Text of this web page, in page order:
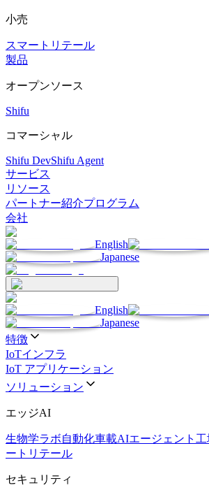
小売
スマートリテール
製品
オープンソース
Shifu
コマーシャル
Shifu DevShifu Agent
サービス
リソース
パートナー紹介プログラム
会社
English
Japanese
English
Japanese
特徴
IoTインフラ
IoT アプリケーション
ソリューション
エッジAI
生物学ラボ自動化車載AIエージェント
ートリテール
セキュリティ